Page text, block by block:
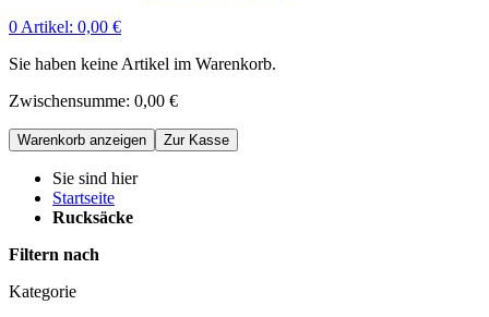
0 Artikel: 0,00 €
Sie haben keine Artikel im Warenkorb.
Zwischensumme: 0,00 €
Warenkorb anzeigen Zur Kasse
Sie sind hier
Startseite
Rucksäcke
Filtern nach
Kategorie